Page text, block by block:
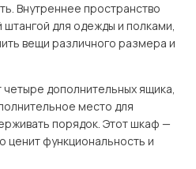
Внутреннее пространство
для одежды и полками,
вещи различного размера и
дополнительных ящика,
место для
порядок. Этот шкаф —
ценит функциональность и